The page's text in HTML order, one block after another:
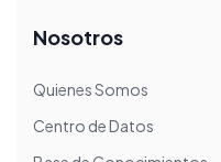
Nosotros
Quienes Somos
Centro de Datos